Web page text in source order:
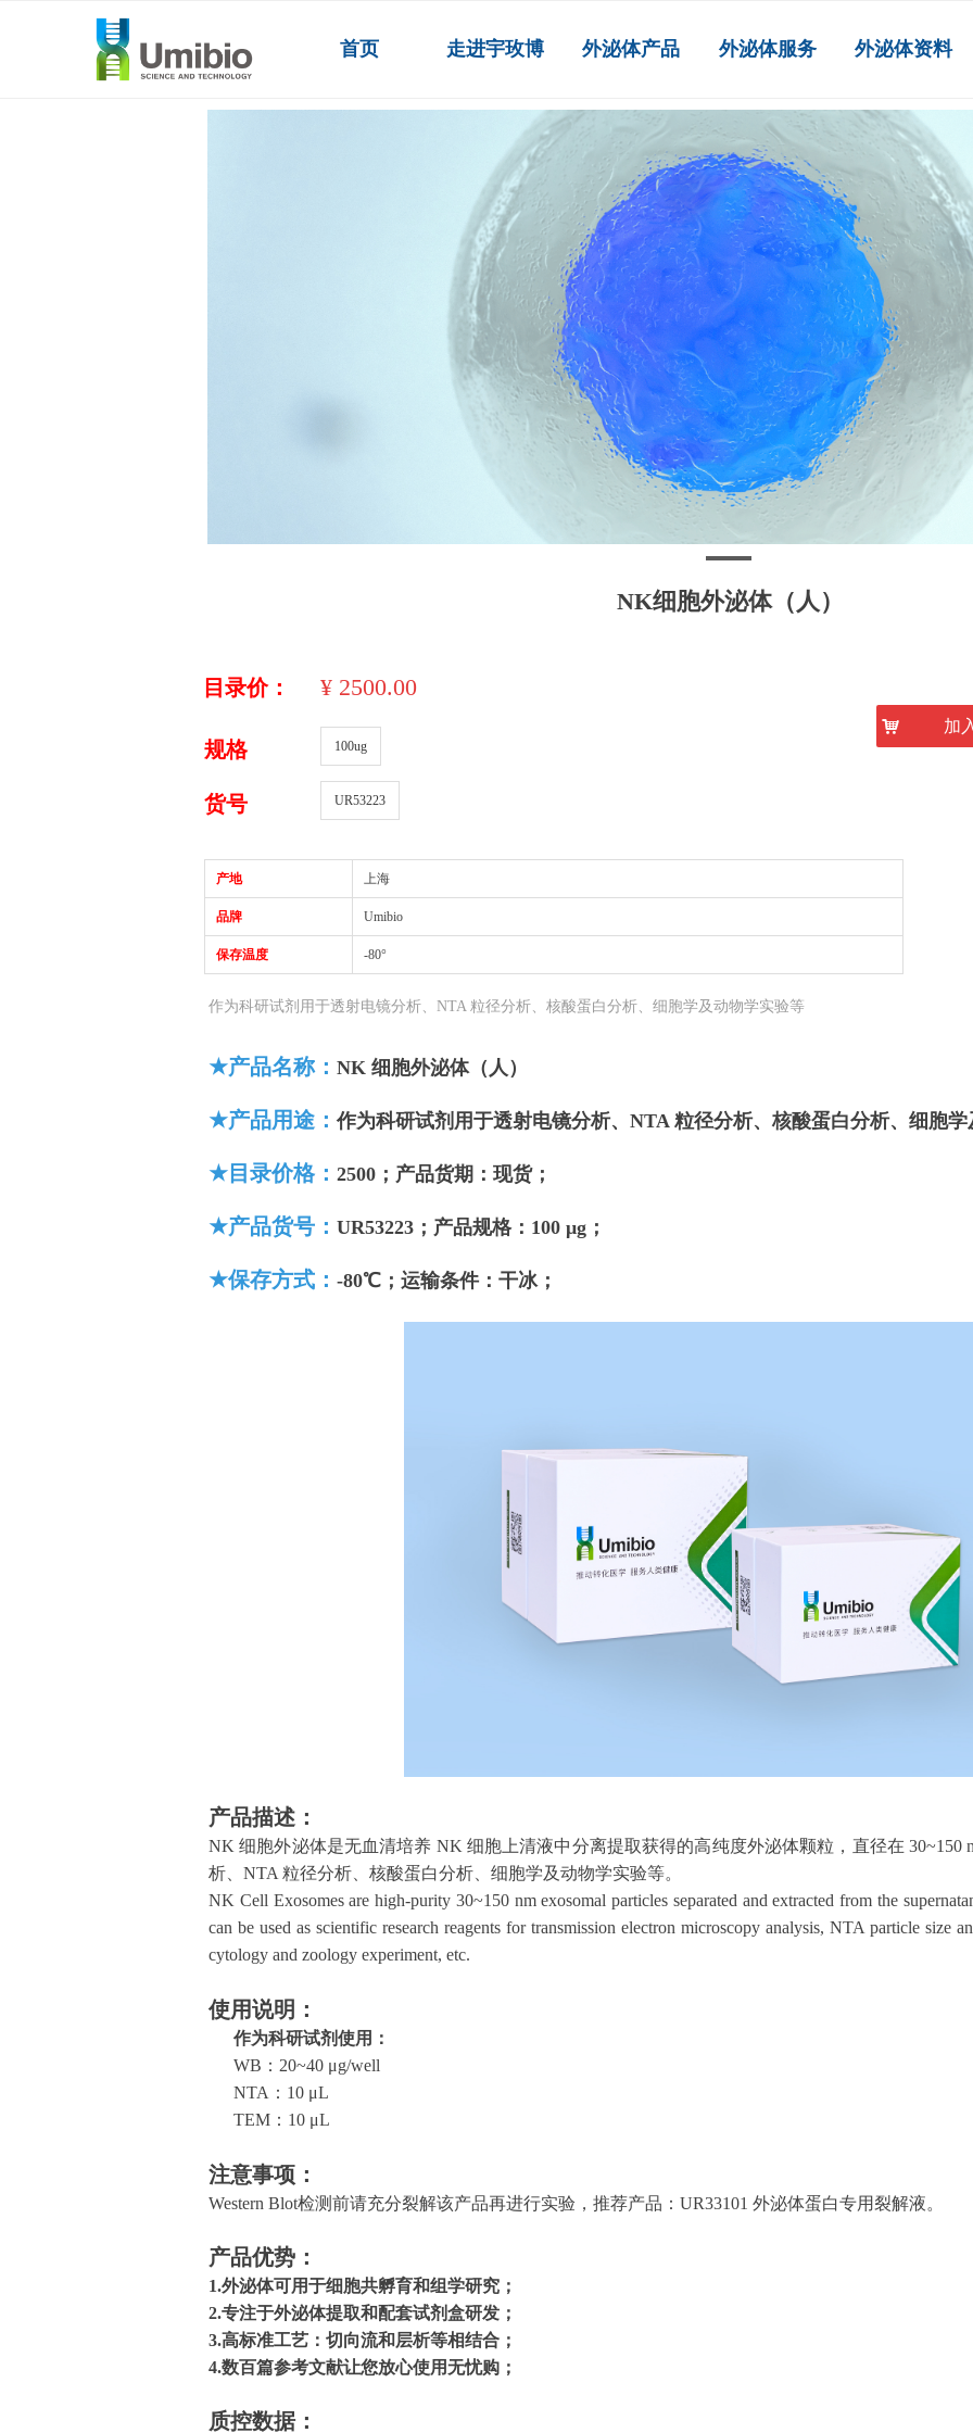
首页 走进宇玫博 外泌体产品 外泌体服务 外泌体资料
ꄲ 高纯度外泌体 ꄲ NK细胞外泌体（人）
NK细胞外泌体（人）
作为科研试剂用于透射电镜分析、NTA 粒径分析、核酸蛋白分析、细胞学及动物学实验等
★产品名称： NK 细胞外泌体（人）
★产品用途： 作为科研试剂用于透射电镜分析、 NTA 粒径分析、核酸蛋白分析、细胞
★ 目录价格： 2500 ；产品货期：现货；
★产品货号： UR53223 ； 产品规格： 100 μg ；
★保存方式： -80℃ ；运输条件：干冰；
产品描述：
NK 细胞外泌体是无血清培养 NK 细胞上清液中分离提取获得的高纯度外泌体颗粒，直径在 30~150
析、 NTA 粒径分析、核酸蛋白分析、细胞学及动物学实验等。
NK Cell Exosomes are high-purity 30~150 nm exosomal particles separated and extracted from the
can be used as scientific research reagents for transmission electron microscopy analysis, NTA particle size
cytology and zoology experiment, etc.
使用说明：
作为科研试剂使用：
WB：20~40 μg/well
NTA：10 μL
TEM：10 μL
注意事项：
Western Blot检测前请充分裂解该产品再进行实验，推荐产品：UR33101 外泌体蛋白专用裂解液。
产品优势：
1.外泌体可用于细胞共孵育和组学研究；
2.专注于外泌体提取和配套试剂盒研发；
3.高标准工艺：切向流和层析等相结合；
4.数百篇参考文献让您放心使用无忧购；
质控数据：
目录价： ¥ 2500.00
规格 100ug
货号 UR53223
낙 加
产地 上海
品牌 Umibio
保存温度 -80°